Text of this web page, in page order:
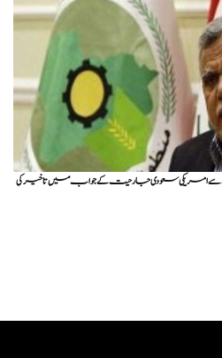
سے امریکی سعودی جارحیت کے جواب میں تاخیر کی